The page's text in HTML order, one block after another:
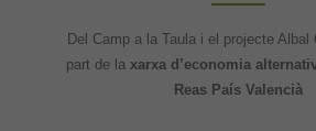
Del Camp a la Taula i el projecte Albal
part de la xarxa d’economia
Reas País Valencià